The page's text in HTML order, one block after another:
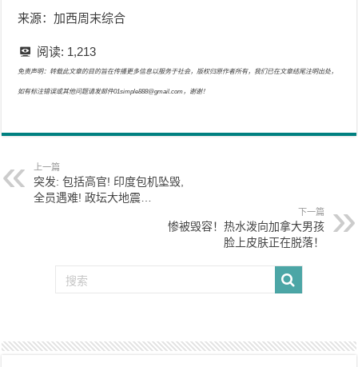
来源：加西周末综合
阅读: 1,213
免责声明：转载此文章的目的旨在传播更多信息以服务于社会，版权归原作者所有，我们已在文章结尾注明出处，
如有标注错误或其他问题请发邮件01simple888@gmail.com，谢谢！
上一篇
突发: 包括高官! 印度包机坠毁,
全员遇难! 政坛大地震…
下一篇
惨被毁容！热水泼向加拿大男孩
脸上皮肤正在脱落！